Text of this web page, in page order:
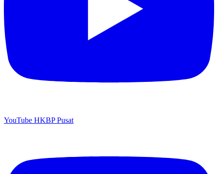
YouTube HKBP Pusat